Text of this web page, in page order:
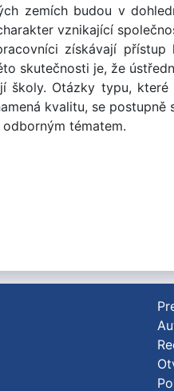
zemích budou v
vznikající
získávají přístup
skutečnosti je, že
školy. Otázky typu,
kvalitu, se
tématem.